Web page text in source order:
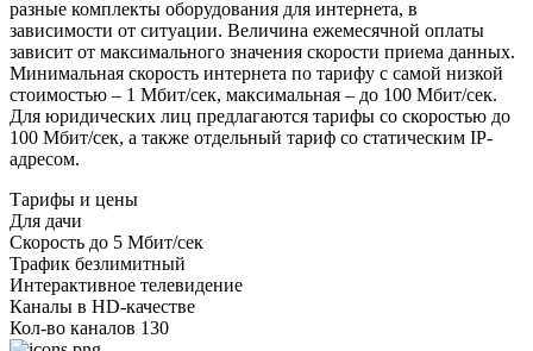
разные комплекты оборудования для интернета, в
зависимости от ситуации. Величина ежемесячной оплаты
зависит от максимального значения скорости приема данных.
Минимальная скорость интернета по тарифу с самой низкой
стоимостью – 1 Мбит/сек, максимальная – до 100 Мбит/сек.
Для юридических лиц предлагаются тарифы со скоростью до
100 Мбит/сек, а также отдельный тариф со статическим IP-
адресом.
Тарифы и цены
Для дачи
Скорость до 5 Мбит/сек
Трафик безлимитный
Интерактивное телевидение
Каналы в HD-качестве
Кол-во каналов 130